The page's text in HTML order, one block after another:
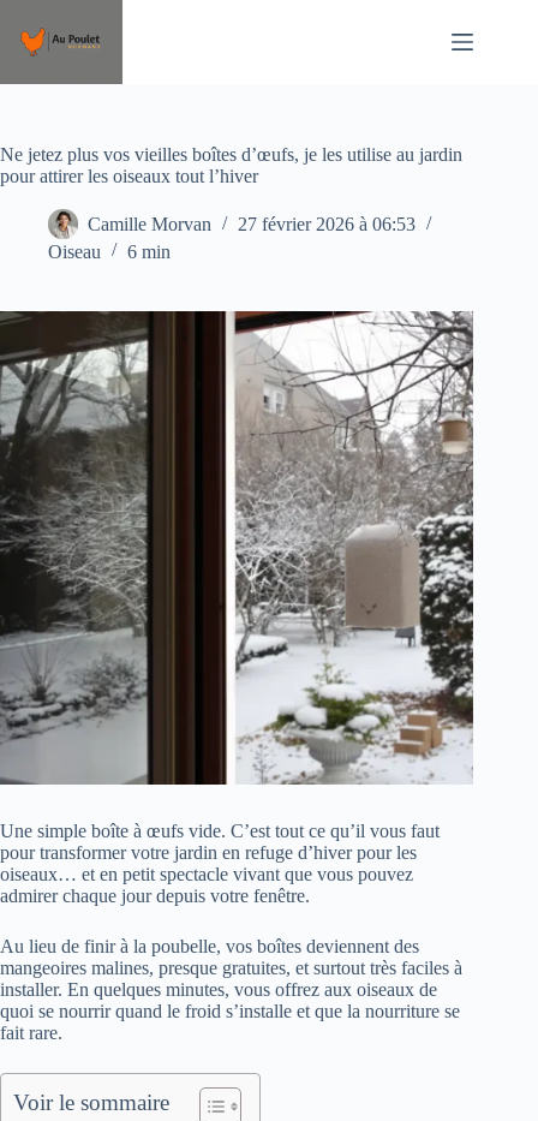
contenu
Ne jetez plus vos vieilles boîtes d’œufs, je les utilise au jardin
pour attirer les oiseaux tout l’hiver
Camille Morvan
27 février 2026 à 06:53
Oiseau
6 min
Une simple boîte à œufs vide. C’est tout ce qu’il vous faut
pour transformer votre jardin en refuge d’hiver pour les
oiseaux… et en petit spectacle vivant que vous pouvez
admirer chaque jour depuis votre fenêtre.
Au lieu de finir à la poubelle, vos boîtes deviennent des
mangeoires malines, presque gratuites, et surtout très faciles à
installer. En quelques minutes, vous offrez aux oiseaux de
quoi se nourrir quand le froid s’installe et que la nourriture se
fait rare.
Voir le sommaire